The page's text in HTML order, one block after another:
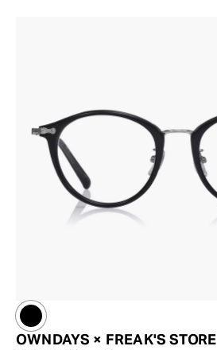
OWNDAYS × FREAK'S STORE